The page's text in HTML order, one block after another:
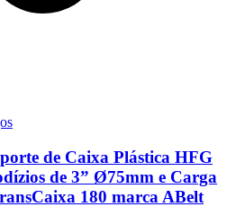
de Caixa Plástica HFG
de 3” Ø75mm e Carga
180 marca ABelt